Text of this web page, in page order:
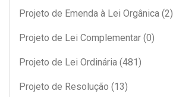
Projeto de Emenda à Lei Orgânica (2)
Projeto de Lei Complementar (0)
Projeto de Lei Ordinária (481)
Projeto de Resolução (13)